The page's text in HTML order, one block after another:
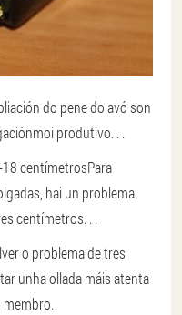
do pene do avó son
moi produtivo. . .
18 centímetrosPara
hai un problema
centímetros. . .
o problema de tres
unha ollada máis atenta